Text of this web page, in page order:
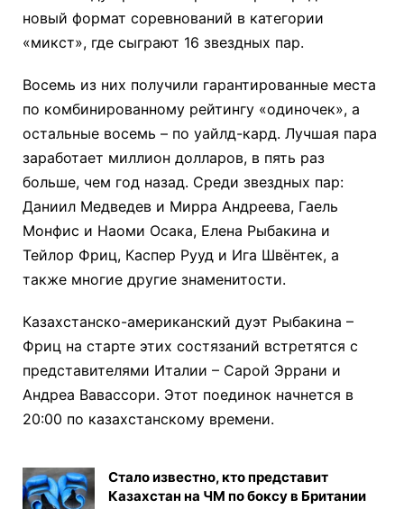
новый формат соревнований в категории
«микст», где сыграют 16 звездных пар.
Восемь из них получили гарантированные места
по комбинированному рейтингу «одиночек», а
остальные восемь – по уайлд-кард. Лучшая пара
заработает миллион долларов, в пять раз
больше, чем год назад. Среди звездных пар:
Даниил Медведев и Мирра Андреева, Гаель
Монфис и Наоми Осака, Елена Рыбакина и
Тейлор Фриц, Каспер Рууд и Ига Швёнтек, а
также многие другие знаменитости.
Казахстанско-американский дуэт Рыбакина –
Фриц на старте этих состязаний встретятся с
представителями Италии – Сарой Эррани и
Андреа Вавассори. Этот поединок начнется в
20:00 по казахстанскому времени.
Стало известно, кто представит
Казахстан на ЧМ по боксу в Британии